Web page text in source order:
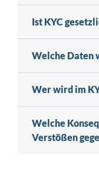
Ist KYC
Welche Daten
Wer wird im
Welche
Verstößen